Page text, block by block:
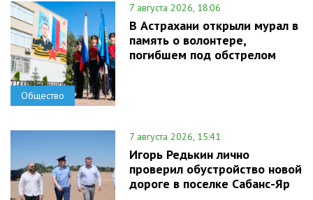
Общество
7 августа 2026, 18:06
В Астрахани открыли мурал в
память о волонтере,
погибшем под обстрелом
7 августа 2026, 15:41
Игорь Редькин лично
проверил обустройство новой
дороге в поселке Сабанс-Яр